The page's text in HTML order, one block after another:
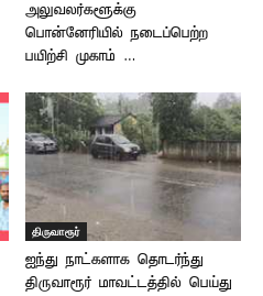
அலுவலர்களூக்கு
பொன்னேரியில் நடைப்பெற்ற
பயிற்சி முகாம் …
திருவாரூர்
ஐந்து நாட்களாக தொடர்ந்து
திருவாரூர் மாவட்டத்தில் பெய்து